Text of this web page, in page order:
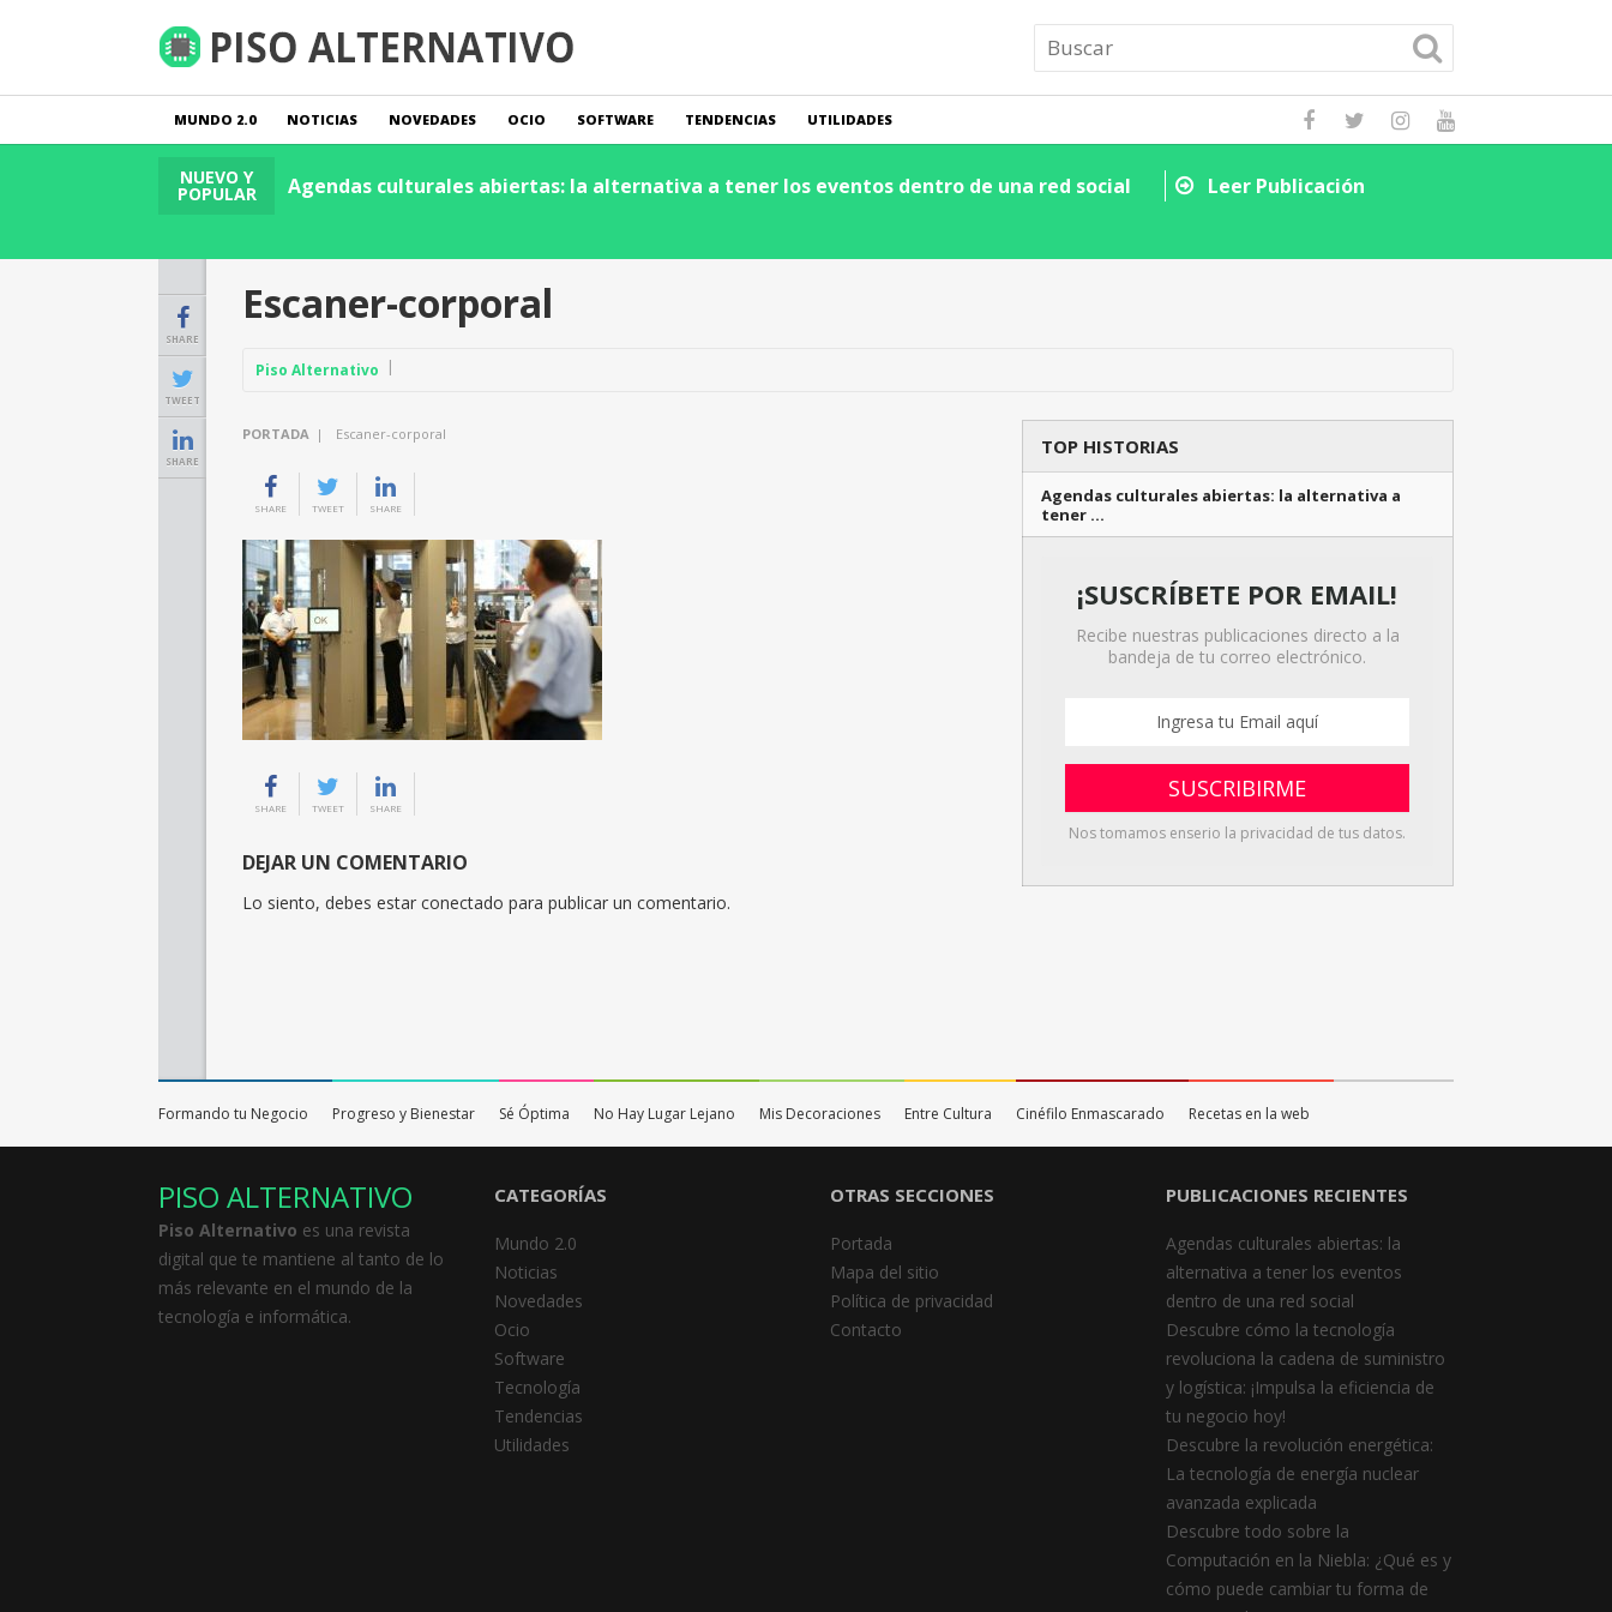
MUNDO 2.0 NOTICIAS NOVEDADES OCIO SOFTWARE TENDENCIAS UTILIDADES
NUEVO Y
POPULAR
Leer Publicación Agendas culturales abiertas: la alternativa a tener los eventos dentro de una red social Leer Publicación
SHARE
TWEET
SHARE
Escaner-corporal
Piso Alternativo
PORTADA | Escaner-corporal
SHARE TWEET SHARE
SHARE TWEET SHARE
DEJAR UN COMENTARIO
Lo siento, debes estar conectado para publicar un comentario.
TOP HISTORIAS
Agendas culturales abiertas: la alternativa a
tener …
¡SUSCRÍBETE POR EMAIL!
Recibe nuestras publicaciones directo a la
bandeja de tu correo electrónico.
Nos tomamos enserio la privacidad de tus datos.
Formando tu Negocio Progreso y Bienestar Sé Óptima No Hay Lugar Lejano Mis Decoraciones Entre Cultura Cinéfilo Enmascarado Recetas en la web
PISO ALTERNATIVO
Piso Alternativo es una revista
digital que te mantiene al tanto de lo
más relevante en el mundo de la
tecnología e informática.
CATEGORÍAS
Mundo 2.0
Noticias
Novedades
Ocio
Software
Tecnología
Tendencias
Utilidades
OTRAS SECCIONES
Portada
Mapa del sitio
Política de privacidad
Contacto
PUBLICACIONES RECIENTES
Agendas culturales abiertas: la
alternativa a tener los eventos
dentro de una red social
Descubre cómo la tecnología
revoluciona la cadena de suministro
y logística: ¡Impulsa la eficiencia de
tu negocio hoy!
Descubre la revolución energética:
La tecnología de energía nuclear
avanzada explicada
Descubre todo sobre la
Computación en la Niebla: ¿Qué es y
cómo puede cambiar tu forma de